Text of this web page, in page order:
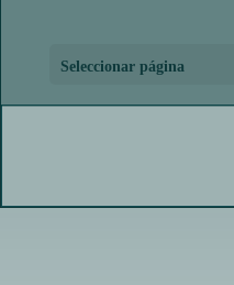
Seleccionar página